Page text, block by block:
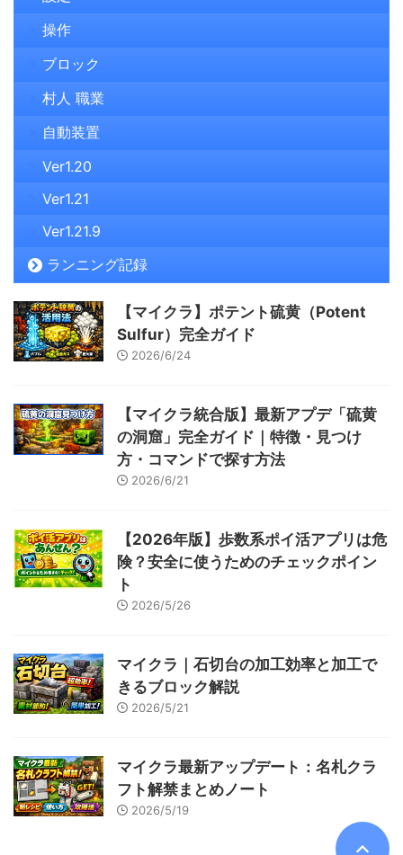
操作
ブロック
村人 職業
自動装置
Ver1.20
Ver1.21
Ver1.21.9
ランニング記録
【マイクラ】ポテント硫黄（Potent
Sulfur）完全ガイド
2026/6/24
【マイクラ統合版】最新アプデ「硫黄
の洞窟」完全ガイド｜特徴・見つけ
方・コマンドで探す方法
2026/6/21
【2026年版】歩数系ポイ活アプリは危
険？安全に使うためのチェックポイン
ト
2026/5/26
マイクラ｜石切台の加工効率と加工で
きるブロック解説
2026/5/21
マイクラ最新アップデート：名札クラ
フト解禁まとめノート
2026/5/19